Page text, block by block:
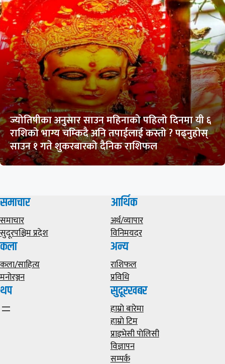
ज्योतिषीका अनुसार साउन महिनाको पहिलो दिनमा यी ६
राशिको भाग्य चम्किदै अनि तपाईलाई कस्तो ? पढ्नुहोस्
साउन १ गते शुकरबारको दैनिक राशिफल
समाचार
समाचार
सुदूरपश्चिम प्रदेश
आर्थिक
अर्थ/व्यापार
विनिमयदर
कला
कला/साहित्य
मनोरञ्जन
अन्य
राशिफल
प्रविधि
थप सुदूरखबर
हाम्राे बारेमा
हाम्राे टिम
प्राइभेसी पाेलिसी
विज्ञापन
सम्पर्क